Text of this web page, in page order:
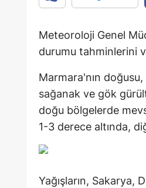
Meteoroloji Genel
durumu tahminlerini
Marmara'nın
sağanak ve gök
doğu bölgelerde
1-3 derece altında,
Yağışların, Sakarya,